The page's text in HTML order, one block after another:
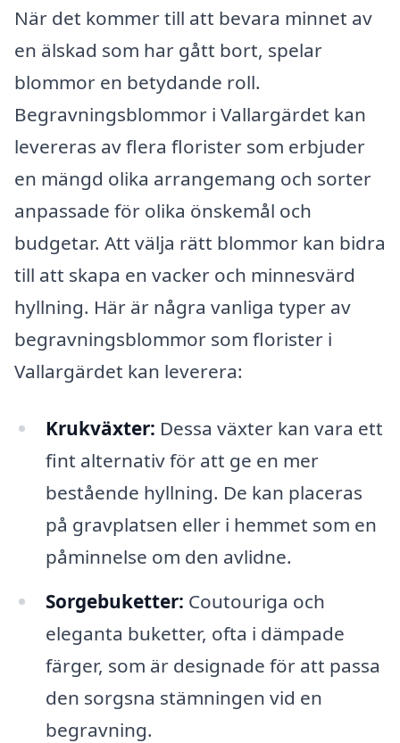
När det kommer till att bevara minnet av
en älskad som har gått bort, spelar
blommor en betydande roll.
Begravningsblommor i Vallargärdet kan
levereras av flera florister som erbjuder
en mängd olika arrangemang och sorter
anpassade för olika önskemål och
budgetar. Att välja rätt blommor kan bidra
till att skapa en vacker och minnesvärd
hyllning. Här är några vanliga typer av
begravningsblommor som florister i
Vallargärdet kan leverera:
Krukväxter: Dessa växter kan vara ett
fint alternativ för att ge en mer
bestående hyllning. De kan placeras
på gravplatsen eller i hemmet som en
påminnelse om den avlidne.
Sorgebuketter: Coutouriga och
eleganta buketter, ofta i dämpade
färger, som är designade för att passa
den sorgsna stämningen vid en
begravning.